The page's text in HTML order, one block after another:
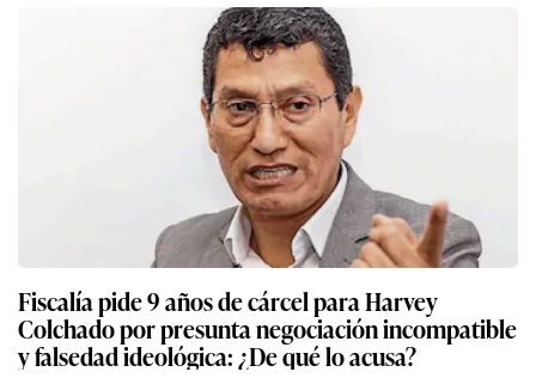
Fiscalía pide 9 años de cárcel para Harvey
Colchado por presunta negociación incompatible
y falsedad ideológica: ¿De qué lo acusa?